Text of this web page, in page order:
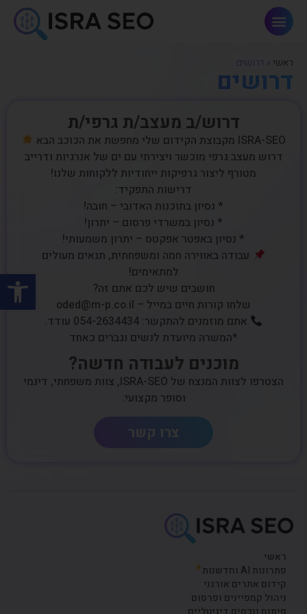
פתח
ראשי
דרושים
דרוש/ב מעצב/ת גרפי/ת
ISRA-SEO מקבוצת הקידום שלי מחפשת את הכוכב הבא
דרוש מעצב גרפי מוכשר ויצירתי עם ים של אנרגיות ודרייב
מטורף ליצור גרפיקות ייחודיות ללקוחות שלנו!
דרישות התפקיד:
* נסיון בתוכנות האדובי – חובה!
* נסיון במשרדי פרסום – יתרון!
* נסיון באפטר אפקטס – יתרון משמעותי!
עבודה באווירה חמה ומשפחתית, תנאים מעולים
למתאימים!
חושבים שיש לכם אתם זה?
שלחו קורות חיים במייל – oded@m-p.co.il
אתם מוזמנים להתקשר: 054-2634434 עודד.
*המשרה מיועדת לנשים וגברים כאחד
מוכנים לעבודה חדשה?
הצטרפו לצוות המנצח של ISRA-SEO, צוות משפחתי, דינמי
וסופר מקצועי.
צרו קשר
ראשי
פתרונות AI וחדשנות
קידום אתרים אורגני
ניהול קמפיינים ופרסום